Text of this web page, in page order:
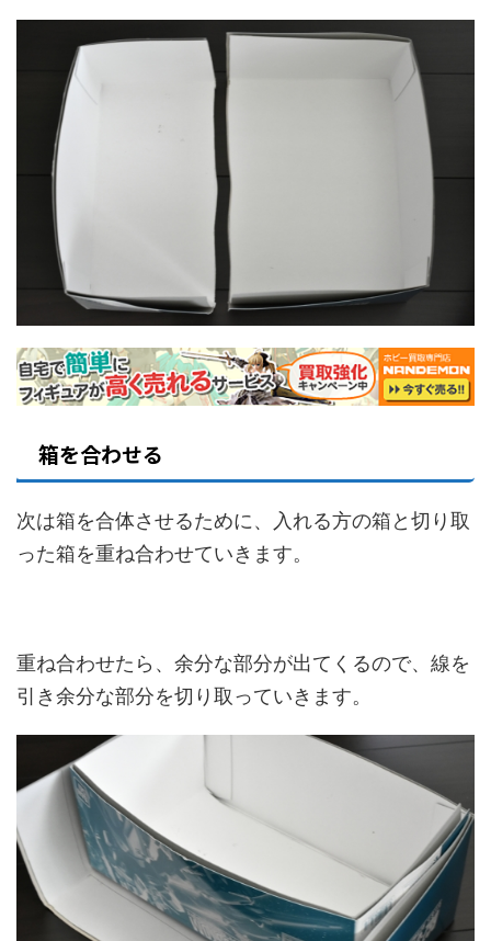
箱を合わせる
次は箱を合体させるために、入れる方の箱と切り取
った箱を重ね合わせていきます。
重ね合わせたら、余分な部分が出てくるので、線を
引き余分な部分を切り取っていきます。